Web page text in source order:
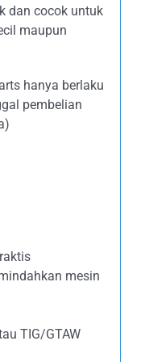
dan cocok untuk
maupun
hanya berlaku
pembelian
mesin
TIG/GTAW